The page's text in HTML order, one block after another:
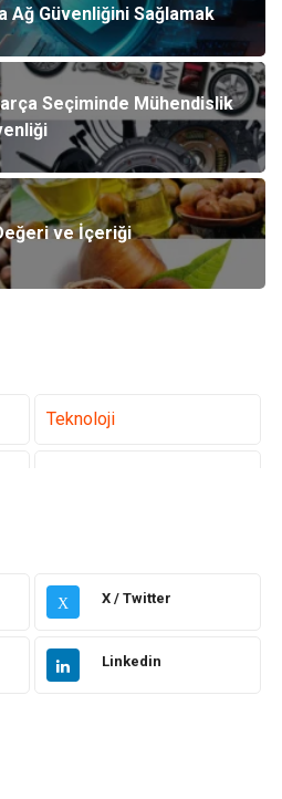
Ağ Güvenliğini Sağlamak
Seçiminde Mühendislik
Değeri ve İçeriği
Teknoloji
Elektronik
Otomotiv
X X / Twitter
Linkedin